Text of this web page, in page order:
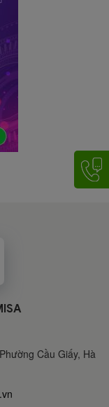
Cầu Giấy, Hà